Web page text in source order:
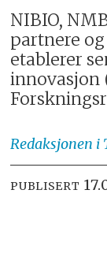
NIBIO,
partnere
etablerer
innovasjon
Redaksjonen i
PUBLISERT